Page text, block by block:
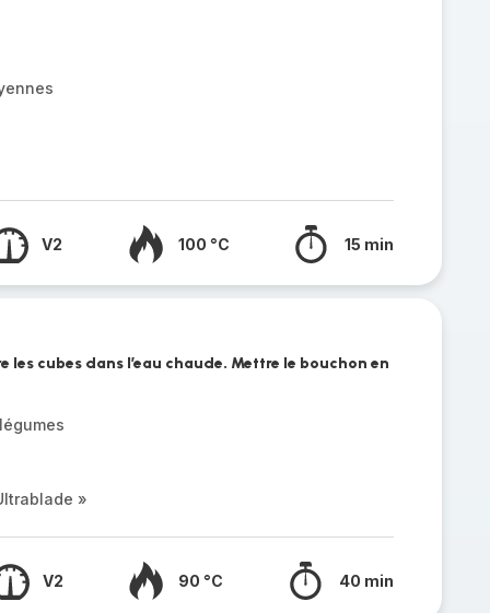
V2 100 °C 15 min
les cubes dans l’eau chaude. Mettre le bouchon en
»
V2 90 °C 40 min